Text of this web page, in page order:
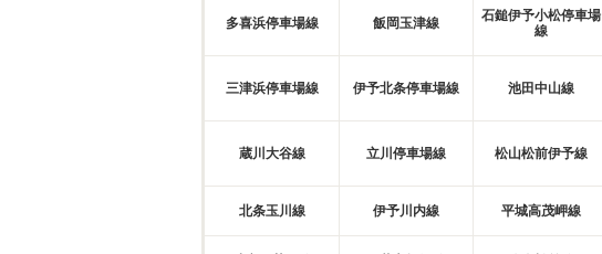
多喜浜停車場線 飯岡玉津線
石鎚伊予小松停車場
線
三津浜停車場線 伊予北条停車場線 池田中山線
蔵川大谷線 立川停車場線 松山松前伊予線
北条玉川線 伊予川内線 平城高茂岬線